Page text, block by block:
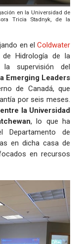
en la Universidad de
Tricia Stadnyk, de la
en el Coldwater
Hidrología de la
la supervisión del
Emerging Leaders
de Canadá, que
por seis meses.
la Universidad
, lo que ha
Departamento de
en dicha casa de
en recursos